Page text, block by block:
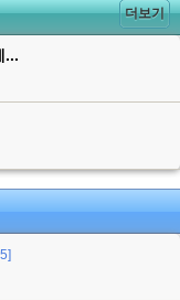
더보기
...